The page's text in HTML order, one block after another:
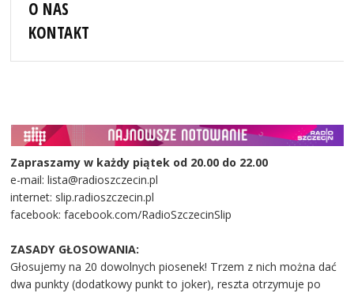
O NAS
KONTAKT
Zapraszamy w każdy piątek od 20.00 do 22.00
e-mail: lista@radioszczecin.pl
internet: slip.radioszczecin.pl
facebook: facebook.com/RadioSzczecinSlip
ZASADY GŁOSOWANIA:
Głosujemy na 20 dowolnych piosenek! Trzem z nich można dać
dwa punkty (dodatkowy punkt to joker), reszta otrzymuje po